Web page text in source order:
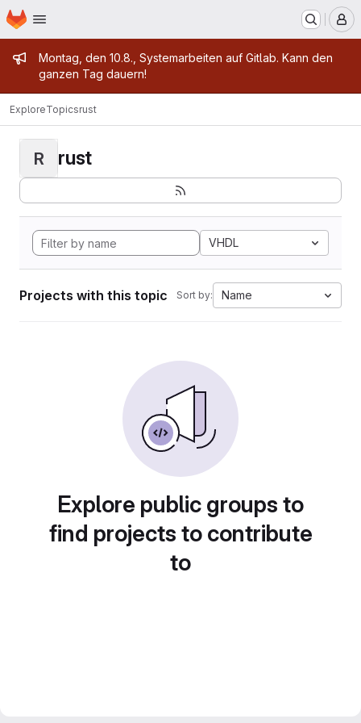
Skip to main content
Homepage
Admin message
Montag, den 10.8., Systemarbeiten auf Gitlab. Kann den
ganzen Tag dauern!
ExploreTopicsrust
R rust
VHDL
Projects with this topic Sort by: Name
Explore public groups to
find projects to contribute
to